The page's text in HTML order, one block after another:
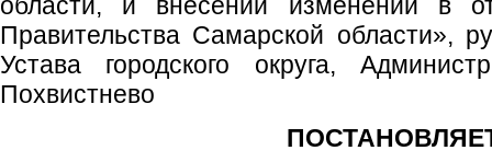
Правительства Самарской области»,
Устава городского округа,
Похвистнево